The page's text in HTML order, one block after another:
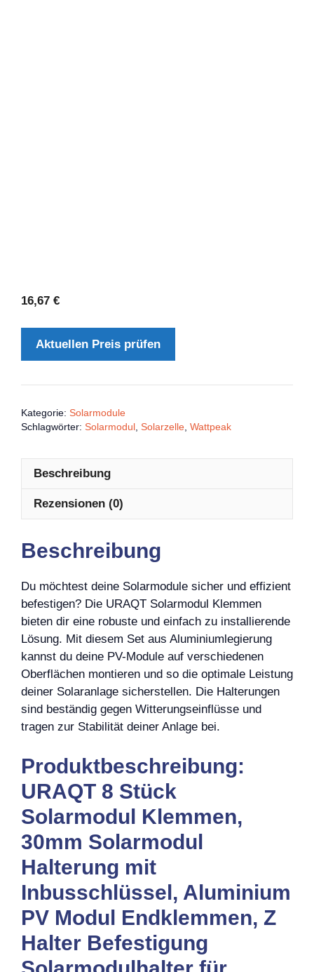
16,67 €
Aktuellen Preis prüfen
Kategorie: Solarmodule
Schlagwörter: Solarmodul Solarzelle Wattpeak
Beschreibung
Rezensionen (0)
Beschreibung
Du möchtest deine Solarmodule sicher und effizient
befestigen? Die URAQT Solarmodul Klemmen
bieten dir eine robuste und einfach zu installierende
Lösung. Mit diesem Set aus Aluminiumlegierung
kannst du deine PV-Module auf verschiedenen
Oberflächen montieren und so die optimale Leistung
deiner Solaranlage sicherstellen. Die Halterungen
sind beständig gegen Witterungseinflüsse und
tragen zur Stabilität deiner Anlage bei.
Produktbeschreibung:
URAQT 8 Stück
Solarmodul Klemmen,
30mm Solarmodul
Halterung mit
Inbusschlüssel, Aluminium
PV Modul Endklemmen, Z
Halter Befestigung